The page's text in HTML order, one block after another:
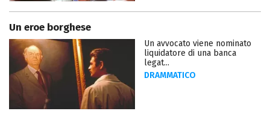
Un eroe borghese
Un avvocato viene nominato
liquidatore di una banca
legat...
DRAMMATICO